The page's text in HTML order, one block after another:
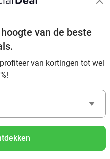
van de beste
van kortingen tot wel
via Social
de beste sushi restaurants
voordelige
voordelige beauty-
in regio